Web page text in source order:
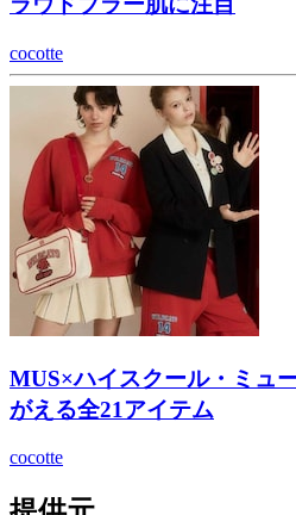
cocotte
MUS×ハイスクール・ミュ
がえる全21アイテム
cocotte